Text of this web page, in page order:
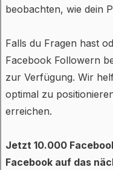
beobachten, wie dein
Falls du Fragen hast
Facebook Followern
zur Verfügung. Wir
optimal zu
erreichen.
Jetzt 10.000
Facebook auf das